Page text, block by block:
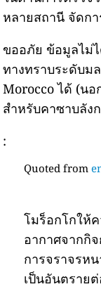
หลายสถานี จัดก
ขออภัย ข้อมูลไม่
ทางทราบระดับม
Morocco ได้ (นอ
สำหรับคาซาบลัง
:
Quoted from
โมร็อกโกให้
อากาศจากกิ
การจราจรห
เป็นอันตราย